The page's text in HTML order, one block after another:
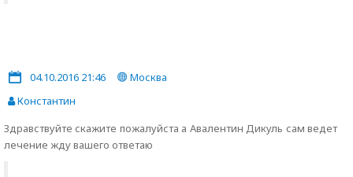
04.10.2016 21:46
Москва
Константин
Здравствуйте скажите пожалуйста а Авалентин Дикуль сам ведет
лечение жду вашего ответаю